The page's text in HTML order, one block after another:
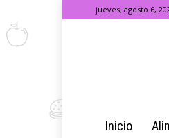
jueves, agosto 6,
Inicio